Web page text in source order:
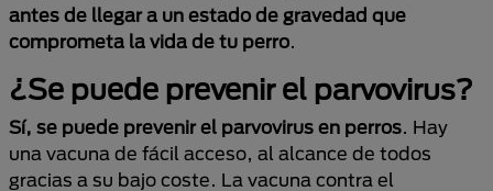
antes de llegar a un estado de gravedad que
comprometa la vida de tu perro.
¿Se puede prevenir el parvovirus?
Sí, se puede prevenir el parvovirus en perros. Hay
una vacuna de fácil acceso, al alcance de todos
gracias a su bajo coste. La vacuna contra el